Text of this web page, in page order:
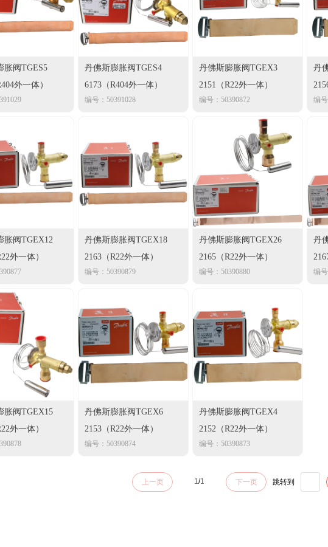
胀阀TGES5
外一体）
丹佛斯膨胀阀TGES4
6173（R404外一体）
编号：50391028
丹佛斯膨胀阀TGEX3
2151（R22外一体）
编号：50390872
丹
编
胀阀TGEX12
外一体）
丹佛斯膨胀阀TGEX18
2163（R22外一体）
编号：50390879
丹佛斯膨胀阀TGEX26
2165（R22外一体）
编号：50390880
丹
编
胀阀TGEX15
外一体）
丹佛斯膨胀阀TGEX6
2153（R22外一体）
编号：50390874
丹佛斯膨胀阀TGEX4
2152（R22外一体）
编号：50390873
上一页 1/1 下一页 跳转到